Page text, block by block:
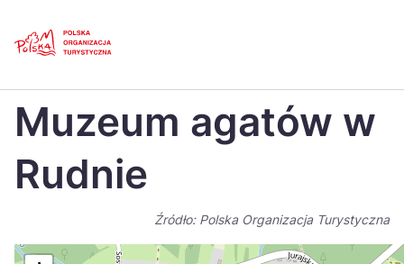
Polski
Dansk
Italiano
Muzeum agatów w
Rudnie
Źródło: Polska Organizacja Turystyczna